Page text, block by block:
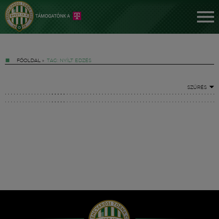
FŐOLDAL » TAG: NYÍLT EDZÉS
SZŰRÉS
Hírek